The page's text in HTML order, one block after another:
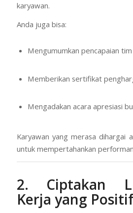
karyawan.
Anda juga bisa:
Mengumumkan pencapaian
Memberikan sertifikat
Mengadakan acara apresiasi
Karyawan yang merasa dihargai
untuk mempertahankan
2. Ciptakan
Kerja yang Positif